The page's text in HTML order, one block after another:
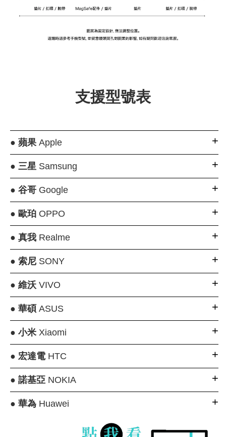
大眼睛透氣網眼透
視束口斜背包
視手提沙灘包
支援型號表
● 蘋果Apple
● 三星Samsung
● 谷哥Google
● 歐珀OPPO
● 真我Realme
● 索尼SONY
● 維沃VIVO
● 華碩 ASUS
● 小米Xiaomi
● 宏達電HTC
● 諾基亞NOKIA
● 華為Huawei